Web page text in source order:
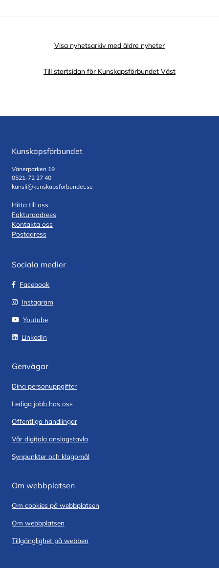
Visa nyhetsarkiv med äldre nyheter
Till startsidan för Kunskapsförbundet Väst
Kunskapsförbundet
Vänerparken 19
0521-72 27 40
kansli@kunskapsforbundet.se
Hitta till oss
Fakturaadress
Kontakta oss
Postadress
Sociala medier
Facebook
Instagram
Youtube
LinkedIn
Genvägar
Dina personuppgifter
Lediga jobb hos oss
Offentliga handlingar
Vår digitala anslagstavla
Synpunkter och klagomål
Om webbplatsen
Om cookies på webbplatsen
Om webbplatsen
Tillgänglighet på webben